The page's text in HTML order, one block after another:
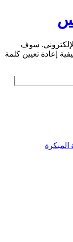
سوف
إعادة تعيين كلمة
المبكرة